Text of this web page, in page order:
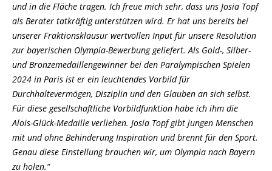
und in die Fläche tragen. Ich freue mich sehr, dass uns Josia Topf
als Berater tatkräftig unterstützen wird. Er hat uns bereits bei
unserer Fraktionsklausur wertvollen Input für unsere Resolution
zur bayerischen Olympia-Bewerbung geliefert. Als Gold-, Silber-
und Bronzemedaillengewinner bei den Paralympischen Spielen
2024 in Paris ist er ein leuchtendes Vorbild für
Durchhaltevermögen, Disziplin und den Glauben an sich selbst.
Für diese gesellschaftliche Vorbildfunktion habe ich ihm die
Alois-Glück-Medaille verliehen. Josia Topf gibt jungen Menschen
mit und ohne Behinderung Inspiration und brennt für den Sport.
Genau diese Einstellung brauchen wir, um Olympia nach Bayern
zu holen.“